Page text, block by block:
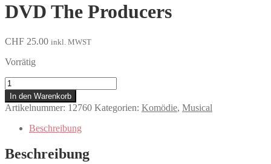
DVD The Producers
CHF 25.00 inkl. MWST
Vorrätig
The
Producers
Menge
In den Warenkorb
Artikelnummer: 12760 Kategorien: Komödie, Musical
Beschreibung
Beschreibung